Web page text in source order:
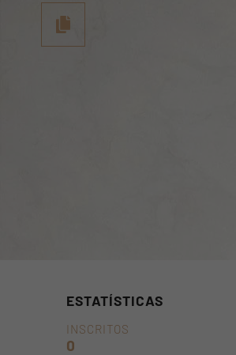
ESTATÍSTICAS
INSCRITOS
0